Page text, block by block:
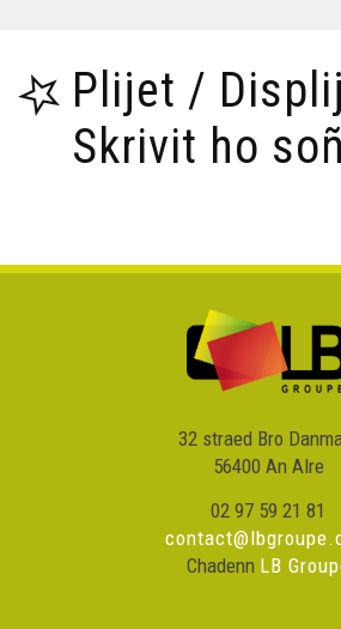
Plijet /
Skrivit ho
32 straed Bro
56400 An Alre
02 97 59 21 81
Chadenn LB